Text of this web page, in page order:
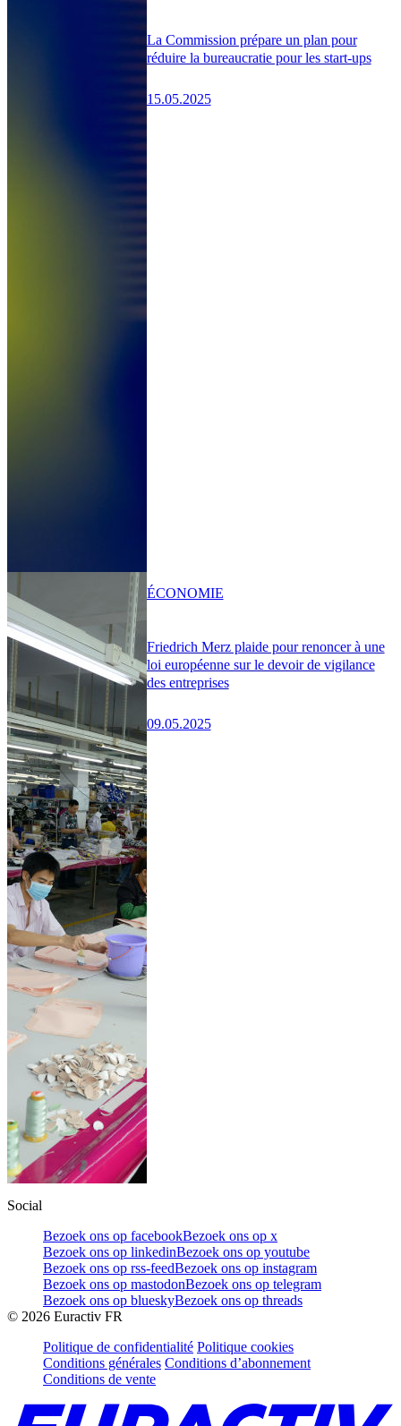
La Commission prépare un plan pour
réduire la bureaucratie pour les start-ups
15.05.2025
Friedrich Merz plaide pour renoncer à une
loi européenne sur le devoir de vigilance
des entreprises
09.05.2025
ÉCONOMIE
Social
Bezoek ons op facebookBezoek ons op x
Bezoek ons op linkedinBezoek ons op youtube
Bezoek ons op rss-feedBezoek ons op instagram
Bezoek ons op mastodonBezoek ons op telegram
Bezoek ons op blueskyBezoek ons op threads
© 2026 Euractiv FR
Politique de confidentialité Politique cookies
Conditions générales Conditions d’abonnement
Conditions de vente